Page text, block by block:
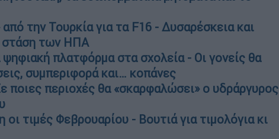
την Τουρκία για τα F16 - Δυσαρέσκεια και
στάση των ΗΠΑ
πλατφόρμα στα σχολεία - Οι γονείς θα
συμπεριφορά και… κοπάνες
ποιες περιοχές θα «σκαρφαλώσει» ο υδράργυρος
τιμές Φεβρουαρίου - Βουτιά για τιμολόγια κι